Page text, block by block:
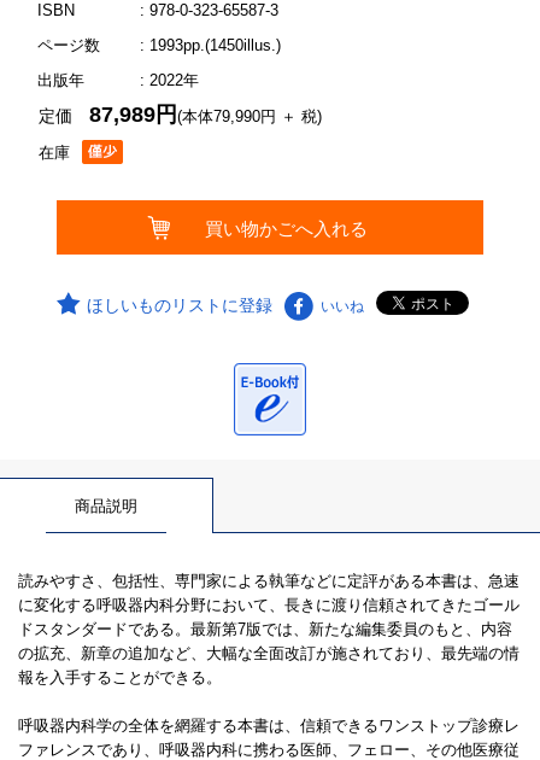
ISBN
: 978-0-323-65587-3
ページ数
: 1993pp.(1450illus.)
出版年
: 2022年
在庫
定価87,989円(本体79,990円 ＋ 税)
ほしいものリストに登録 いいね
商品説明
読みやすさ、包括性、専門家による執筆などに定評がある本書は、急速
に変化する呼吸器内科分野において、長きに渡り信頼されてきたゴール
ドスタンダードである。最新第7版では、新たな編集委員のもと、内容
の拡充、新章の追加など、大幅な全面改訂が施されており、最先端の情
報を入手することができる。
呼吸器内科学の全体を網羅する本書は、信頼できるワンストップ診療レ
ファレンスであり、呼吸器内科に携わる医師、フェロー、その他医療従